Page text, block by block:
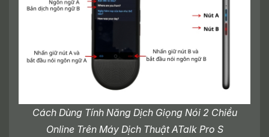
Cách Dùng Tính Năng Dịch Giọng Nói 2 Chiều
Online Trên Máy Dịch Thuật ATalk Pro S